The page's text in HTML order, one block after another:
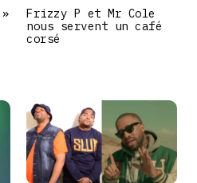
Frizzy P et Mr Cole
nous servent un café
corsé